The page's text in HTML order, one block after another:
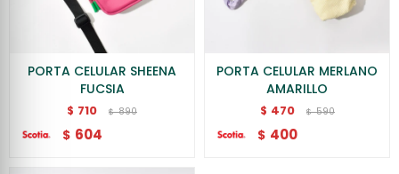
PORTA CELULAR SHEENA
FUCSIA
$ 710 $ 890
$ 604
PORTA CELULAR MERLANO
AMARILLO
$ 470 $ 590
$ 400